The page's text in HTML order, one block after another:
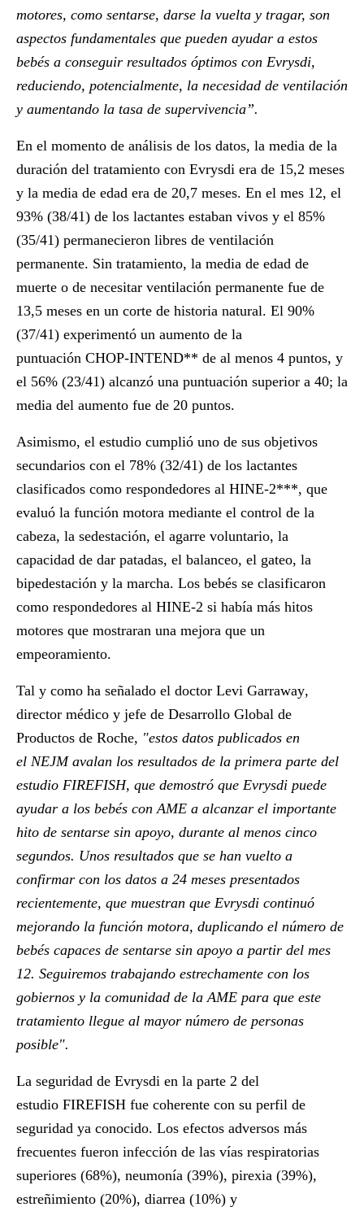
motores, como sentarse, darse la vuelta y tragar, son
aspectos fundamentales que pueden ayudar a estos
bebés a conseguir resultados óptimos con Evrysdi,
reduciendo, potencialmente, la necesidad de ventilación
y aumentando la tasa de supervivencia”.
En el momento de análisis de los datos, la media de la
duración del tratamiento con Evrysdi era de 15,2 meses
y la media de edad era de 20,7 meses. En el mes 12, el
93% (38/41) de los lactantes estaban vivos y el 85%
(35/41) permanecieron libres de ventilación
permanente. Sin tratamiento, la media de edad de
muerte o de necesitar ventilación permanente fue de
13,5 meses en un corte de historia natural. El 90%
(37/41) experimentó un aumento de la
puntuación CHOP-INTEND** de al menos 4 puntos, y
el 56% (23/41) alcanzó una puntuación superior a 40; la
media del aumento fue de 20 puntos.
Asimismo, el estudio cumplió uno de sus objetivos
secundarios con el 78% (32/41) de los lactantes
clasificados como respondedores al HINE-2***, que
evaluó la función motora mediante el control de la
cabeza, la sedestación, el agarre voluntario, la
capacidad de dar patadas, el balanceo, el gateo, la
bipedestación y la marcha. Los bebés se clasificaron
como respondedores al HINE-2 si había más hitos
motores que mostraran una mejora que un
empeoramiento.
Tal y como ha señalado el doctor Levi Garraway,
director médico y jefe de Desarrollo Global de
Productos de Roche, "estos datos publicados en
el NEJM avalan los resultados de la primera parte del
estudio FIREFISH, que demostró que Evrysdi puede
ayudar a los bebés con AME a alcanzar el importante
hito de sentarse sin apoyo, durante al menos cinco
segundos. Unos resultados que se han vuelto a
confirmar con los datos a 24 meses presentados
recientemente, que muestran que Evrysdi continuó
mejorando la función motora, duplicando el número de
bebés capaces de sentarse sin apoyo a partir del mes
12. Seguiremos trabajando estrechamente con los
gobiernos y la comunidad de la AME para que este
tratamiento llegue al mayor número de personas
posible".
La seguridad de Evrysdi en la parte 2 del
estudio FIREFISH fue coherente con su perfil de
seguridad ya conocido. Los efectos adversos más
frecuentes fueron infección de las vías respiratorias
superiores (68%), neumonía (39%), pirexia (39%),
estreñimiento (20%), diarrea (10%) y